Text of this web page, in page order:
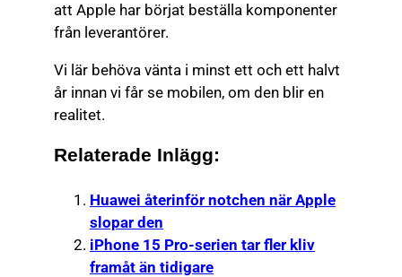
att Apple har börjat beställa komponenter
från leverantörer.
Vi lär behöva vänta i minst ett och ett halvt
år innan vi får se mobilen, om den blir en
realitet.
Relaterade Inlägg:
Huawei återinför notchen när Apple
slopar den
iPhone 15 Pro-serien tar fler kliv
framåt än tidigare